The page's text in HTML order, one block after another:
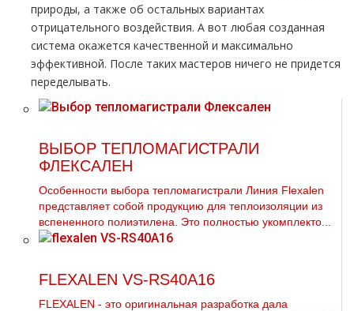
природы, а также об остальных вариантах
отрицательного воздействия. А вот любая созданная
система окажется качественной и максимально
эффективной. После таких мастеров ничего не придется
переделывать.
ВЫБОР ТЕПЛОМАГИСТРАЛИ
ФЛЕКСАЛЕН
Особенности выбора тепломагистрали Линия Flехalеn
представляет собой продукцию для теплоизоляции из
вспененного полиэтилена. Это полностью укомплекто...
FLEXALEN VS-RS40A16
FLEXALEN - это оригинальная разработка дала